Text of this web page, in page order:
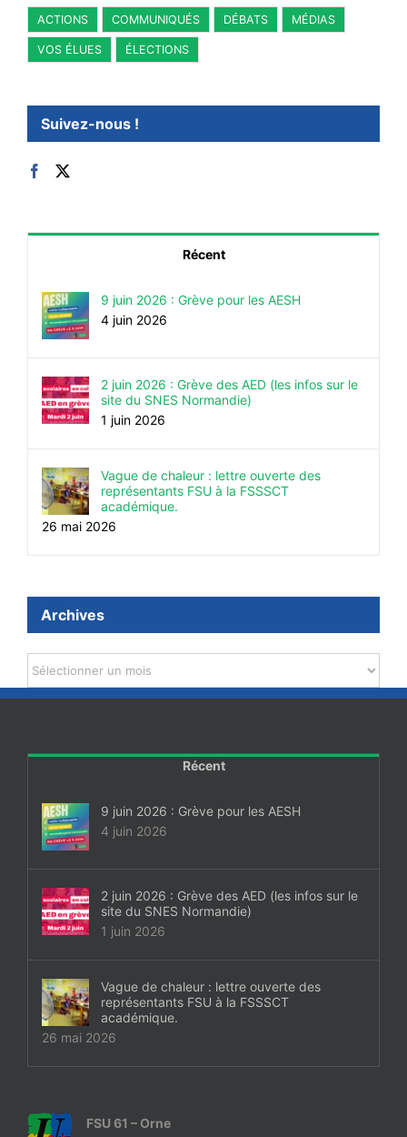
ACTIONS COMMUNIQUÉS DÉBATS MÉDIAS
VOS ÉLUES ÉLECTIONS
Suivez-nous !
Récent
9 juin 2026 : Grève pour les AESH
4 juin 2026
2 juin 2026 : Grève des AED (les infos sur le
site du SNES Normandie)
1 juin 2026
Vague de chaleur : lettre ouverte des
représentants FSU à la FSSSCT
académique.
26 mai 2026
Archives
Archives
Récent
9 juin 2026 : Grève pour les AESH
4 juin 2026
2 juin 2026 : Grève des AED (les infos sur le
site du SNES Normandie)
1 juin 2026
Vague de chaleur : lettre ouverte des
représentants FSU à la FSSSCT
académique.
26 mai 2026
FSU 61 – Orne